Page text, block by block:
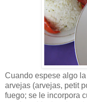
Cuando espese algo
arvejas (arvejas, petit
fuego; se le incorpora